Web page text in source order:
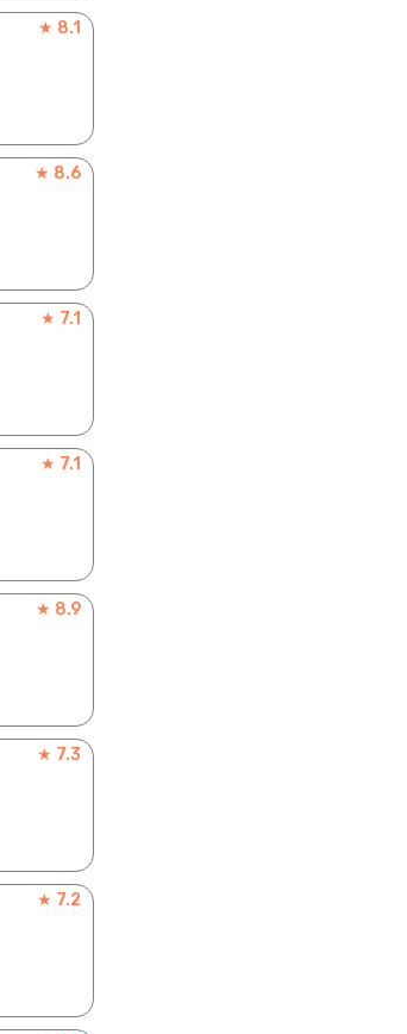
★ 8.1
★ 8.6
★ 7.1
★ 7.1
★ 8.9
★ 7.3
★ 7.2